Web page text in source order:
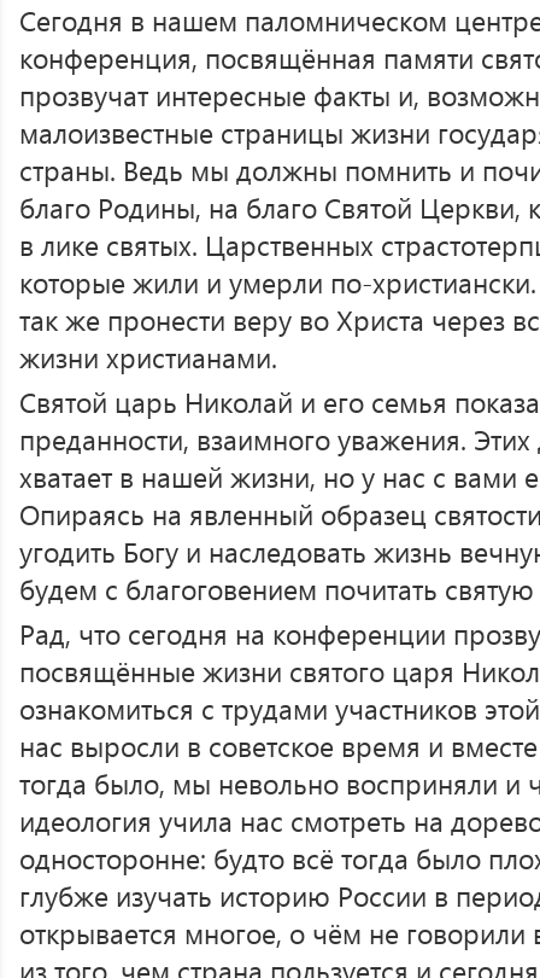
Сегодня в нашем паломническом
конференция, посвящённая памяти
прозвучат интересные факты и,
малоизвестные страницы жизни
страны. Ведь мы должны помнить и
благо Родины, на благо Святой Церкви,
в лике святых. Царственных
которые жили и умерли по-
так же пронести веру во Христа через
жизни христианами.
Святой царь Николай и его семья
преданности, взаимного уважения.
хватает в нашей жизни, но у нас с вами
Опираясь на явленный образец
угодить Богу и наследовать жизнь
будем с благоговением почитать
Рад, что сегодня на конференции
посвящённые жизни святого царя
ознакомиться с трудами участников
нас выросли в советское время и
тогда было, мы невольно восприняли и
идеология учила нас смотреть на
односторонне: будто всё тогда было
глубже изучать историю России в
открывается многое, о чём не говорили
из того, чем страна пользуется и